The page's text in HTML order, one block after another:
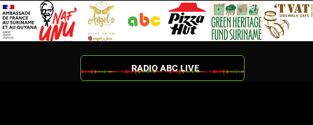
RADIO ABC LIVE